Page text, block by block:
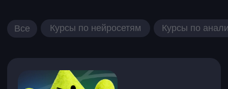
Выберите программу под свои цели —
и погружайтесь в дизайн